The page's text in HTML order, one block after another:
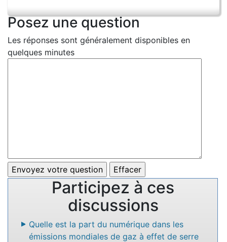
Posez une question
Les réponses sont généralement disponibles en
quelques minutes
Participez à ces
discussions
Quelle est la part du numérique dans les
émissions mondiales de gaz à effet de serre